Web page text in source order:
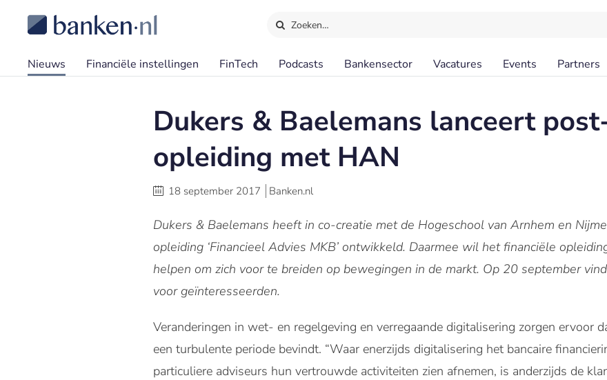
Zoeken…
Nieuws Financiële instellingen FinTech Podcasts Bankensector Vacatures Events Partners
Dukers & Baelemans lanceert
opleiding met HAN
18 september 2017 Banken.nl
Dukers & Baelemans heeft in co-creatie met de Hogeschool van Arnhem en
opleiding ‘Financieel Advies MKB’ ontwikkeld. Daarmee wil het financiële
helpen om zich voor te breiden op bewegingen in de markt. Op 20 september
voor geïnteresseerden.
Veranderingen in wet- en regelgeving en verregaande digitalisering zorgen ervoor
een turbulente periode bevindt. “Waar enerzijds digitalisering het bancaire
particuliere adviseurs hun vertrouwde activiteiten zien afnemen, is anderzijds de